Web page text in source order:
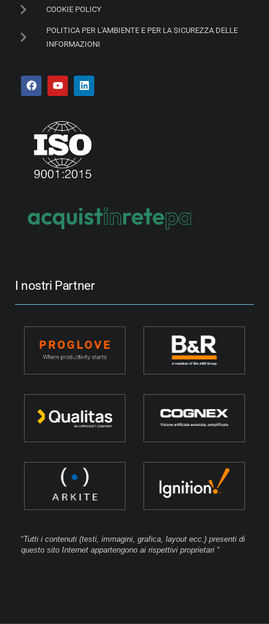
COOKIE POLICY
POLITICA PER L'AMBIENTE E PER LA SICUREZZA DELLE
INFORMAZIONI
I nostri Partner
“Tutti i contenuti (testi, immagini, grafica, layout ecc.) presenti di
questo sito Internet appartengono ai rispettivi proprietari “